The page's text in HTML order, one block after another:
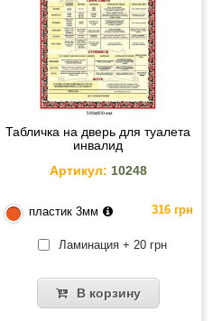
Табличка на дверь для туалета
инвалид
Артикул: 10248
пластик 3мм 316 грн
Ламинация + 20 грн
В корзину